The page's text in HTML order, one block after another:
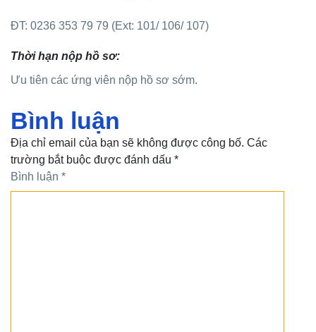
ĐT: 0236 353 79 79 (Ext: 101/ 106/ 107)
Thời hạn nộp hồ sơ:
Ưu tiên các ứng viên nộp hồ sơ sớm.
Bình luận
Địa chỉ email của bạn sẽ không được công bố. Các
trường bắt buộc được đánh dấu *
Bình luận *